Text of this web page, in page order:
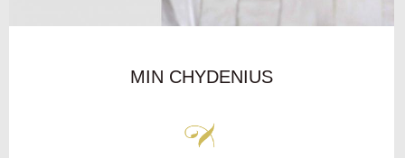
MIN CHYDENIUS